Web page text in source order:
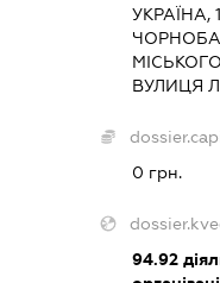
УКРАЇНА,
ВУЛИЦЯ
0 грн.
94.92